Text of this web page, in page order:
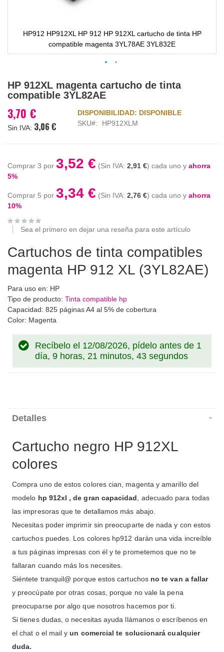
HP912 HP912XL HP 912 HP 912XL cartucho de tinta HP
compatible magenta 3YL78AE 3YL832E
al
comienzo
la
galería
HP 912XL magenta cartucho de tinta
compatible 3YL82AE
3,70 €
3,06 €
DISPONIBILIDAD: DISPONIBLE
SKU
HP912XLM
Comprar 3 por 3,52 € 2,91 € cada uno y ahorra
5%
Comprar 5 por 3,34 € 2,76 € cada uno y ahorra
10%
Sea el primero en dejar una reseña para este artículo
Cartuchos de tinta compatibles
magenta HP 912 XL (3YL82AE)
Para uso en: HP
Tipo de producto: Tinta compatible hp
Capacidad: 825 páginas A4 al 5% de cobertura
Color: Magenta
Recíbelo el 12/08/2026, pídelo antes de 1
día, 9 horas, 21 minutos, 43 segundos
Detalles
Cartucho negro HP 912XL
colores
Compra uno de estos colores cian, magenta y amarillo del
modelo hp 912xl , de gran capacidad, adecuado para todas
las impresoras que te detallamos más abajo.
Necesitas poder imprimir sin preocuparte de nada y con estos
cartuchos puedes. Los colores hp912 darán una vida increíble
a tus páginas impresas con él y te prometemos que no te
fallaran cuando más los necesites.
Siéntete tranquil@ porque estos cartuchos no te van a fallar
y preocúpate por otras cosas, porque no vale la pena
preocuparse por algo que nosotros hacemos por ti.
Si tienes dudas, o necesitas ayuda llámanos o escríbenos en
el chat o el mail yun comercial te solucionará cualquier
duda.